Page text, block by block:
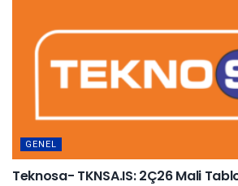
GENEL
Teknosa- TKNSA.IS: 2Ç26 Mali